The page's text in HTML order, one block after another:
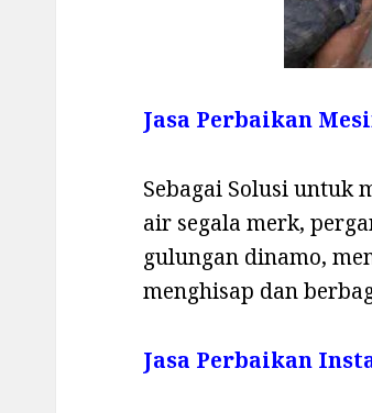
Jasa Perbaikan
Sebagai Solusi untuk
air segala merk,
gulungan dinamo,
menghisap dan
Jasa Perbaikan